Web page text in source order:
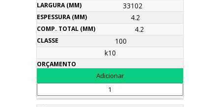
33102
4.2
4.2
100
k10